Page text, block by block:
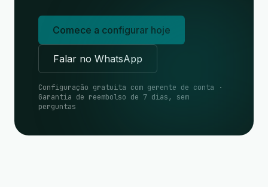
Comece a configurar hoje
Falar no WhatsApp
Configuração gratuita com gerente de conta ·
Garantia de reembolso de 7 dias, sem
perguntas